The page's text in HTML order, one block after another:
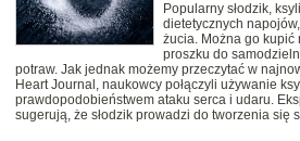
Popularny słodzik,
dietetycznych
żucia. Można go kupić
proszku do
potraw. Jak jednak możemy przeczytać w
Heart Journal, naukowcy połączyli używanie
prawdopodobieństwem ataku serca i udaru.
sugerują, że słodzik prowadzi do tworzenia się